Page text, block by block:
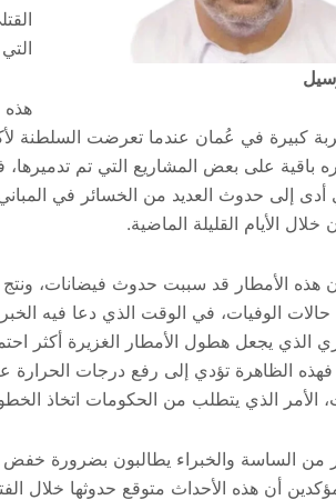
هذه
باقية على بعض المشاريع التي تم
أدى إلى حدوث العديد من الخسائر في
الأيام القليلة الماضية.
هذه الأمطار قد سببت حدوث فيضانات، ونتج
حالات الوفيات، في الوقت الذي دعا فيه
الذي يجعل هطول الأمطار الغزيرة أكثر
فهذه الظاهرة تؤدي إلى رفع درجات
الأمر الذي يتطلب من الحكومات اتخاذ
من الساسة والخبراء يطالبون بضرورة خفض
مؤكدين أن هذه الأحداث متوقع حدوثها خلال